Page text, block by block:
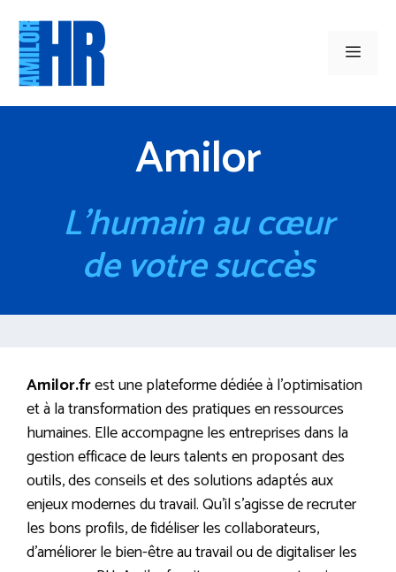
contenu
Menu
Amilor
L’humain au cœur
de votre succès
Amilor.frest une plateforme dédiée à l’optimisation
et à la transformation des pratiques en ressources
humaines. Elle accompagne les entreprises dans la
gestion efficace de leurs talents en proposant des
outils, des conseils et des solutions adaptés aux
enjeux modernes du travail. Qu’il s’agisse de recruter
les bons profils, de fidéliser les collaborateurs,
d’améliorer le bien-être au travail ou de digitaliser les